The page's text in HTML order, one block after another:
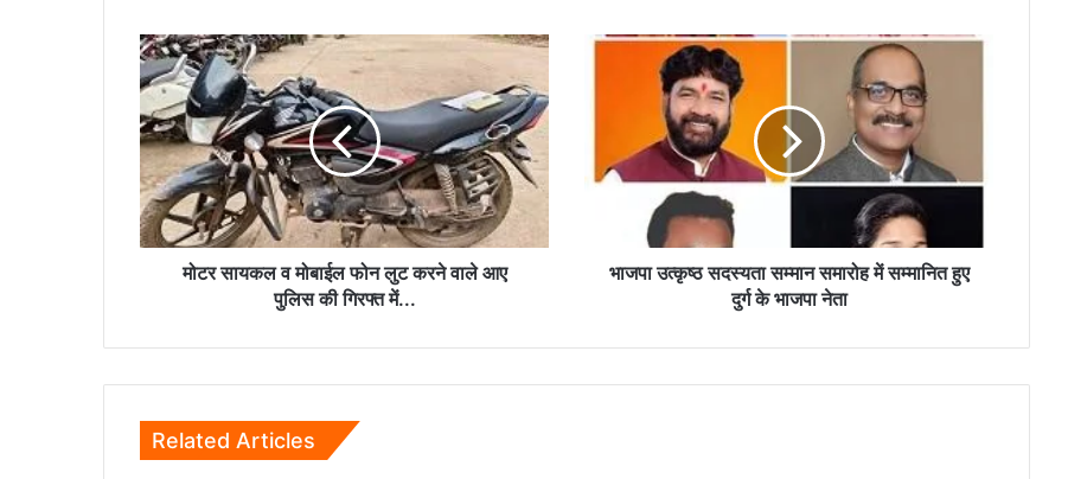
छत्तीसगढ़ में नई तकनीक व कौशल विकास का नया
अध्याय, 500 करोड़ रुपये से बदलेगी राज्य की
डिजिटल तस्वीर : भाजपा
सरयू पारीण ब्राम्हण समाज की कार्यकारिणी सदस्य
की बैठक संपन्न…
मोटर
सायकल
व
मोबाईल
फोन
करने
वाले
आए
में...
मोटर सायकल व मोबाईल फोन लुट करने वाले आए
पुलिस की गिरफ्त में...
भाजपा
भाजपा उत्कृष्ठ सदस्यता सम्मान समारोह में सम्मानित हुए
दुर्ग के भाजपा नेता
Related Articles